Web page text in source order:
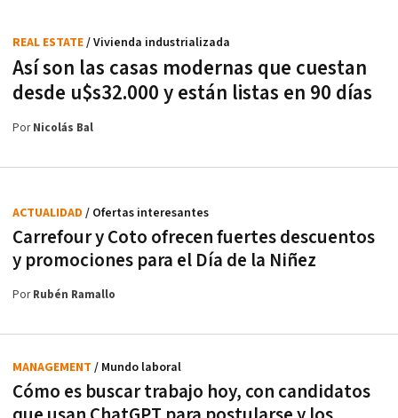
Así son las casas modernas que cuestan
desde u$s32.000 y están listas en 90 días
REAL ESTATE/ Vivienda industrializada
PorNicolás Bal
Carrefour y Coto ofrecen fuertes descuentos
y promociones para el Día de la Niñez
ACTUALIDAD / Ofertas interesantes
PorRubén Ramallo
Cómo es buscar trabajo hoy, con candidatos
MANAGEMENT / Mundo laboral